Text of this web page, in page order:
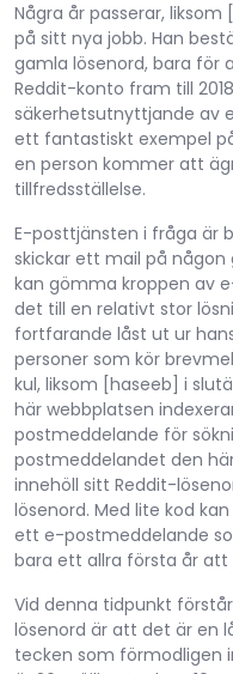
Några år passerar,
på sitt nya jobb. Han
gamla lösenord, bara för
Reddit-konto fram till
säkerhetsutnyttjande av
ett fantastiskt exempel
en person kommer att
tillfredsställelse.
E-posttjänsten i fråga är
skickar ett mail på
kan gömma kroppen av
det till en relativt stor
fortfarande låst ut ur
personer som kör
kul, liksom [haseeb] i
här webbplatsen
postmeddelande för
postmeddelandet den
innehöll sitt Reddit-
lösenord. Med lite kod
ett e-postmeddelande
bara ett allra första år att
Vid denna tidpunkt
lösenord är att det är en
tecken som förmodligen